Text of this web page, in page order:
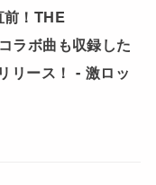
前！THE
ラボ曲も収録した
リース！ - 激ロッ